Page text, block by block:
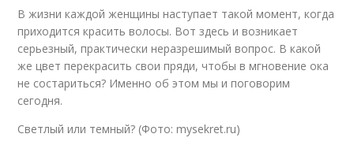
В жизни каждой женщины наступает такой момент, когда
приходится красить волосы. Вот здесь и возникает
серьезный, практически неразрешимый вопрос. В какой
же цвет перекрасить свои пряди, чтобы в мгновение ока
не состариться? Именно об этом мы и поговорим
сегодня.
Светлый или темный? (Фото: mysekret.ru)